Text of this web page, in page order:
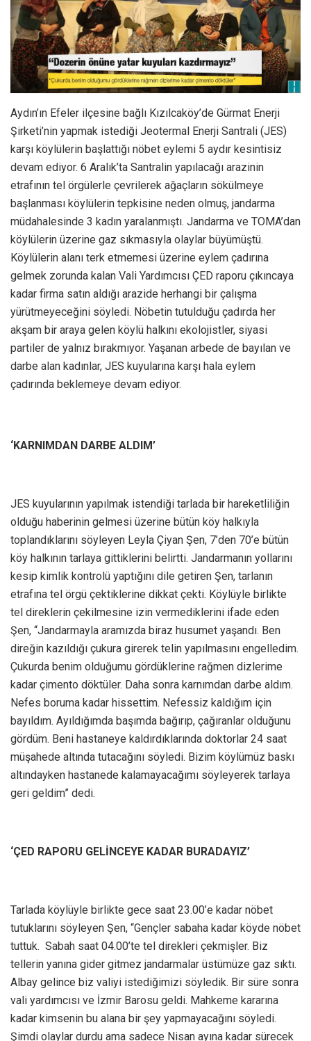
Aydın’ın Efeler ilçesine bağlı Kızılcaköy’de Gürmat Enerji
Şirketi’nin yapmak istediği Jeotermal Enerji Santrali (JES)
karşı köylülerin başlattığı nöbet eylemi 5 aydır kesintisiz
devam ediyor. 6 Aralık’ta Santralin yapılacağı arazinin
etrafının tel örgülerle çevrilerek ağaçların sökülmeye
başlanması köylülerin tepkisine neden olmuş, jandarma
müdahalesinde 3 kadın yaralanmıştı. Jandarma ve TOMA’dan
köylülerin üzerine gaz sıkmasıyla olaylar büyümüştü.
Köylülerin alanı terk etmemesi üzerine eylem çadırına
gelmek zorunda kalan Vali Yardımcısı ÇED raporu çıkıncaya
kadar firma satın aldığı arazide herhangi bir çalışma
yürütmeyeceğini söyledi. Nöbetin tutulduğu çadırda her
akşam bir araya gelen köylü halkını ekolojistler, siyasi
partiler de yalnız bırakmıyor. Yaşanan arbede de bayılan ve
darbe alan kadınlar, JES kuyularına karşı hala eylem
çadırında beklemeye devam ediyor.
‘KARNIMDAN DARBE ALDIM’
JES kuyularının yapılmak istendiği tarlada bir hareketliliğin
olduğu haberinin gelmesi üzerine bütün köy halkıyla
toplandıklarını söyleyen Leyla Çiyan Şen, 7’den 70’e bütün
köy halkının tarlaya gittiklerini belirtti. Jandarmanın yollarını
kesip kimlik kontrolü yaptığını dile getiren Şen, tarlanın
etrafına tel örgü çektiklerine dikkat çekti. Köylüyle birlikte
tel direklerin çekilmesine izin vermediklerini ifade eden
Şen, “Jandarmayla aramızda biraz husumet yaşandı. Ben
direğin kazıldığı çukura girerek telin yapılmasını engelledim.
Çukurda benim olduğumu gördüklerine rağmen dizlerime
kadar çimento döktüler. Daha sonra karnımdan darbe aldım.
Nefes boruma kadar hissettim. Nefessiz kaldığım için
bayıldım. Ayıldığımda başımda bağırıp, çağıranlar olduğunu
gördüm. Beni hastaneye kaldırdıklarında doktorlar 24 saat
müşahede altında tutacağını söyledi. Bizim köylümüz baskı
altındayken hastanede kalamayacağımı söyleyerek tarlaya
geri geldim” dedi.
‘ÇED RAPORU GELİNCEYE KADAR BURADAYIZ’
Tarlada köylüyle birlikte gece saat 23.00’e kadar nöbet
tutuklarını söyleyen Şen, “Gençler sabaha kadar köyde nöbet
tuttuk. Sabah saat 04.00’te tel direkleri çekmişler. Biz
tellerin yanına gider gitmez jandarmalar üstümüze gaz sıktı.
Albay gelince biz valiyi istediğimizi söyledik. Bir süre sonra
vali yardımcısı ve İzmir Barosu geldi. Mahkeme kararına
kadar kimsenin bu alana bir şey yapmayacağını söyledi.
Şimdi olaylar durdu ama sadece Nisan ayına kadar sürecek